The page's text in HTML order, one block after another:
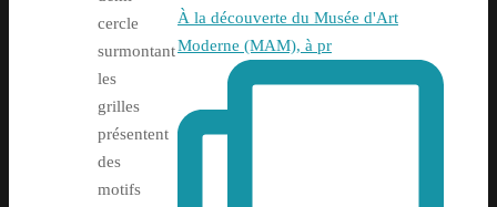
cercle
surmontant
les
grilles
présentent
des
motifs
À la découverte du Musée d'Art
Moderne (MAM), à pr